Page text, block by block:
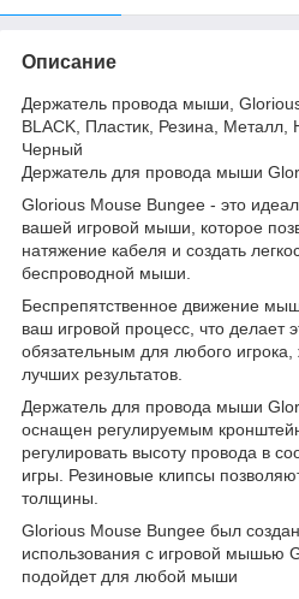
Описание
Держатель провода мыши,
BLACK, Пластик, Резина, Металл,
Черный
Держатель для провода мыши
Glorious Mouse Bungee - это
вашей игровой мыши, которое
натяжение кабеля и создать
беспроводной мыши.
Беспрепятственное движение
ваш игровой процесс, что делает
обязательным для любого
лучших результатов.
Держатель для провода мыши
оснащен регулируемым
регулировать высоту провода в
игры. Резиновые клипсы
толщины.
Glorious Mouse Bungee был
использования с игровой мышью
подойдет для любой мыши